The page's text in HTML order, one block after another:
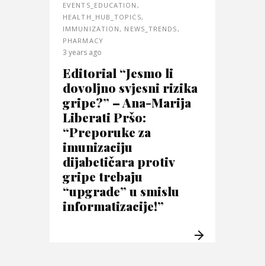
EVENTS_EDUCATION ,
HEALTH_HUB_TOPICS,
IMMUNIZATION, NEWS_TRENDS,
PHARMACY
3 years ago
Editorial “Jesmo li
dovoljno svjesni rizika
gripe?” – Ana-Marija
Liberati Pršo:
“Preporuke za
imunizaciju
dijabetičara protiv
gripe trebaju
“upgrade” u smislu
informatizacije!”